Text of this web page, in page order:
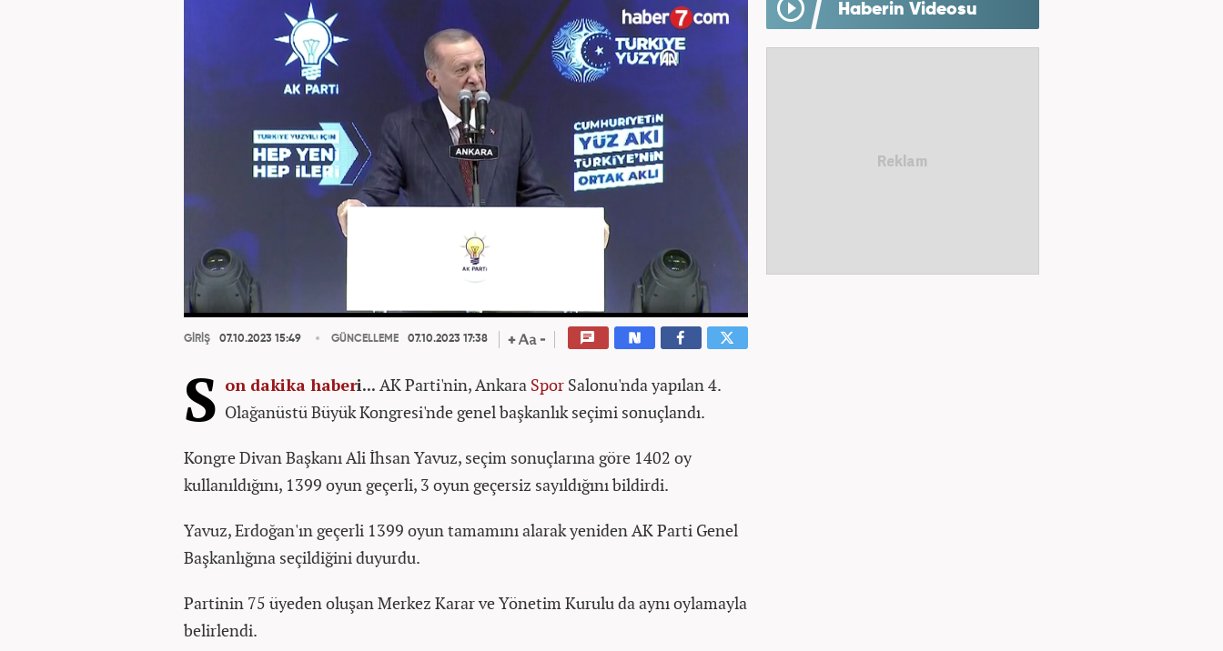
GİRİŞ 07.10.2023 15:49 GÜNCELLEME 07.10.2023 17:38
S on dakika haberi... AK Parti'nin, Ankara Spor Salonu'nda yapılan 4.
Olağanüstü Büyük Kongresi'nde genel başkanlık seçimi sonuçlandı.
Kongre Divan Başkanı Ali İhsan Yavuz, seçim sonuçlarına göre 1402 oy
kullanıldığını, 1399 oyun geçerli, 3 oyun geçersiz sayıldığını bildirdi.
Yavuz, Erdoğan'ın geçerli 1399 oyun tamamını alarak yeniden AK Parti Genel
Başkanlığına seçildiğini duyurdu.
Partinin 75 üyeden oluşan Merkez Karar ve Yönetim Kurulu da aynı oylamayla
belirlendi.
Haberin Videosu